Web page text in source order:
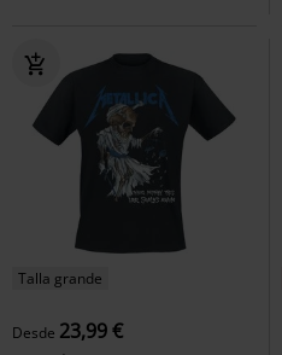
Talla grande
Desde 23,99 €